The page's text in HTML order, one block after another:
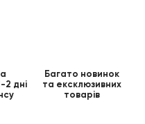
2 дні
Багато новинок
та ексклюзивних
товарів